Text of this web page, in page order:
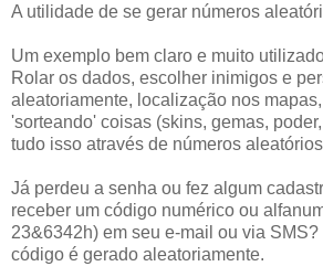
A utilidade de se gerar números
Um exemplo bem claro e muito
Rolar os dados, escolher inimigos e
aleatoriamente, localização nos
'sorteando' coisas (skins, gemas,
tudo isso através de números
Já perdeu a senha ou fez algum
receber um código numérico ou
23&6342h) em seu e-mail ou via
código é gerado aleatoriamente.